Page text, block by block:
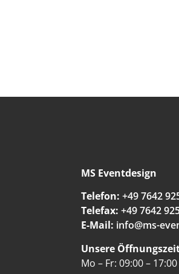
MS Eventdesign
Telefon: +49 7642
Telefax: +49 7642
E-Mail: info@ms-
Unsere
Mo – Fr: 09:00 –